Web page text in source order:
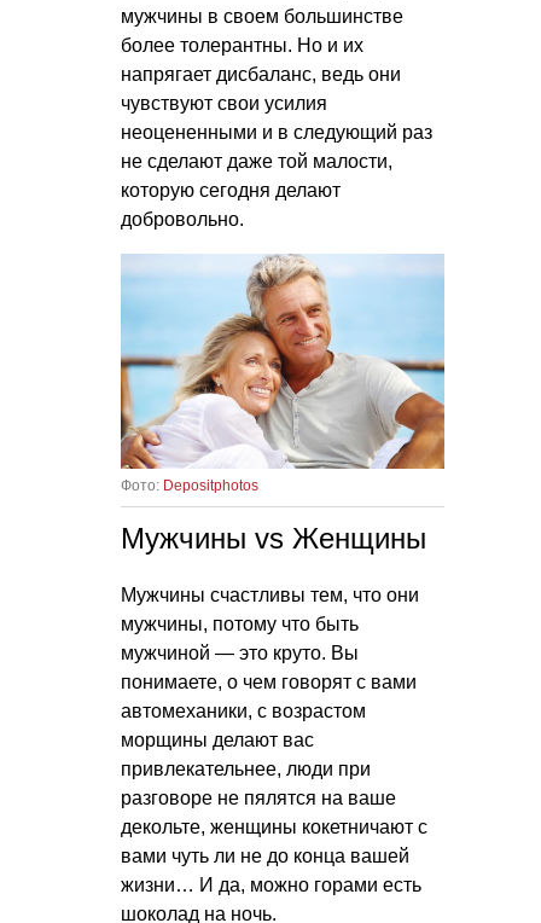
мужчины в своем большинстве
более толерантны. Но и их
напрягает дисбаланс, ведь они
чувствуют свои усилия
неоцененными и в следующий раз
не сделают даже той малости,
которую сегодня делают
добровольно.
Фото: Depositphotos
Мужчины vs Женщины
Мужчины счастливы тем, что они
мужчины, потому что быть
мужчиной — это круто. Вы
понимаете, о чем говорят с вами
автомеханики, с возрастом
морщины делают вас
привлекательнее, люди при
разговоре не пялятся на ваше
декольте, женщины кокетничают с
вами чуть ли не до конца вашей
жизни… И да, можно горами есть
шоколад на ночь.